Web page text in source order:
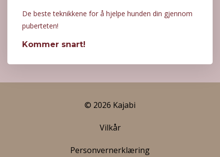
De beste teknikkene for å hjelpe hunden din gjennom
puberteten!
Kommer snart!
© 2026 Kajabi
Vilkår
Personvernerklæring